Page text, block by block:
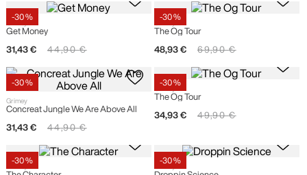
-30 %
Grimey
Get Money
31,43 € 44,90 €
-30 %
Grimey
The Og Tour
48,93 € 69,90 €
-30 %
Grimey
Concreat Jungle We Are Above All
31,43 € 44,90 €
-30 %
Grimey
The Og Tour
34,93 € 49,90 €
-30 %
Grimey
-30 %
Grimey